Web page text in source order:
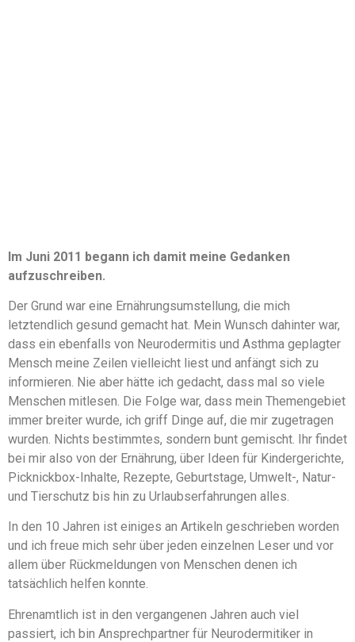
Im Juni 2011 begann ich damit meine Gedanken
aufzuschreiben.
Der Grund war eine Ernährungsumstellung, die mich
letztendlich gesund gemacht hat. Mein Wunsch dahinter war,
dass ein ebenfalls von Neurodermitis und Asthma geplagter
Mensch meine Zeilen vielleicht liest und anfängt sich zu
informieren. Nie aber hätte ich gedacht, dass mal so viele
Menschen mitlesen. Die Folge war, dass mein Themengebiet
immer breiter wurde, ich griff Dinge auf, die mir zugetragen
wurden. Nichts bestimmtes, sondern bunt gemischt. Ihr findet
bei mir also von der Ernährung, über Ideen für Kindergerichte,
Picknickbox-Inhalte, Rezepte, Geburtstage, Umwelt-, Natur-
und Tierschutz bis hin zu Urlaubserfahrungen alles.
In den 10 Jahren ist einiges an Artikeln geschrieben worden
und ich freue mich sehr über jeden einzelnen Leser und vor
allem über Rückmeldungen von Menschen denen ich
tatsächlich helfen konnte.
Ehrenamtlich ist in den vergangenen Jahren auch viel
passiert, ich bin Ansprechpartner für Neurodermitiker in